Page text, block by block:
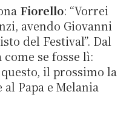
Fiorello: “Vorrei
avendo Giovanni
del Festival”. Dal
se fosse lì:
il prossimo la
Papa e Melania